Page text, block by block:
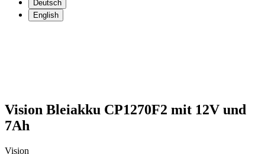
Deutsch
English
Vision Bleiakku CP1270F2 mit 12V und
7Ah
Vision